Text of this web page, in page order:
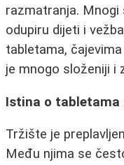
razmatranja. Mnogi
odupiru dijeti i
tabletama,
je mnogo složeniji i
Istina o tabletama
Tržište je
Među njima se